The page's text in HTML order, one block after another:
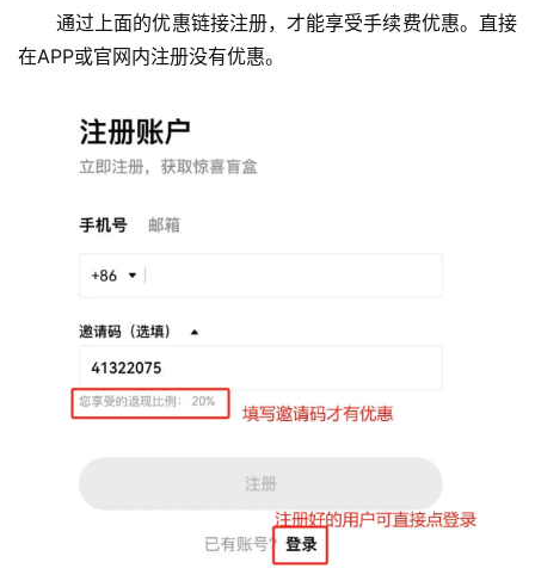
通过上面的优惠链接注册，才能享受手续费优惠。直接
在APP或官网内注册没有优惠。